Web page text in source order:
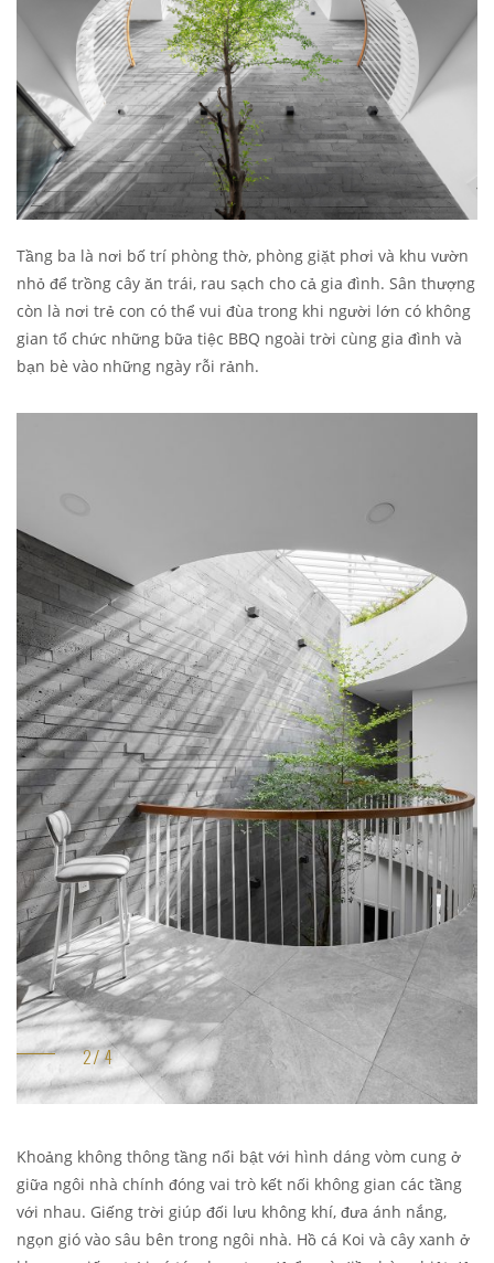
Tầng ba là nơi bố trí phòng thờ, phòng giặt phơi và khu vườn
nhỏ để trồng cây ăn trái, rau sạch cho cả gia đình. Sân thượng
còn là nơi trẻ con có thể vui đùa trong khi người lớn có không
gian tổ chức những bữa tiệc BBQ ngoài trời cùng gia đình và
bạn bè vào những ngày rỗi rảnh.
Khoảng không thông tầng nổi bật với hình dáng vòm cung ở
giữa ngôi nhà chính đóng vai trò kết nối không gian các tầng
với nhau. Giếng trời giúp đối lưu không khí, đưa ánh nắng,
ngọn gió vào sâu bên trong ngôi nhà. Hồ cá Koi và cây xanh ở